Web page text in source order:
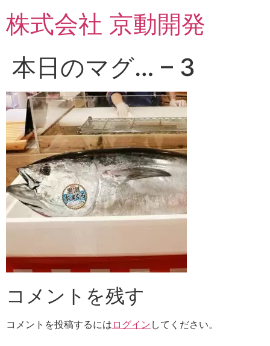
ン
テ
ス
キ
ッ
プ
株式会社 京動開発
本日のマグ… – 3
コメントを残す
コメントを投稿するには ログイン してください。